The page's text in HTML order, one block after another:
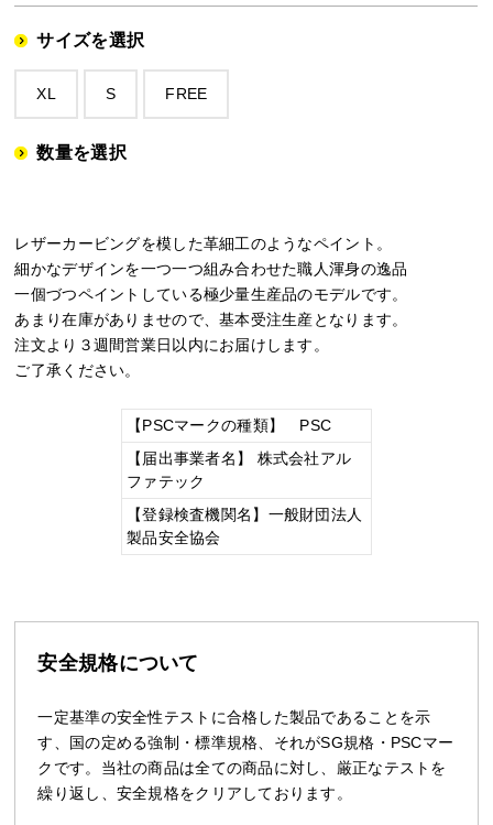
サイズを選択
XL S FREE
数量を選択
レザーカービングを模した革細工のようなペイント。
細かなデザインを一つ一つ組み合わせた職人渾身の逸品
一個づつペイントしている極少量生産品のモデルです。
あまり在庫がありませので、基本受注生産となります。
注文より３週間営業日以内にお届けします。
ご了承ください。
【PSCマークの種類】 PSC
【届出事業者名】 株式会社アル
ファテック
【登録検査機関名】一般財団法人
製品安全協会
安全規格について
一定基準の安全性テストに合格した製品であることを示
す、国の定める強制・標準規格、それがSG規格・PSCマー
クです。当社の商品は全ての商品に対し、厳正なテストを
繰り返し、安全規格をクリアしております。